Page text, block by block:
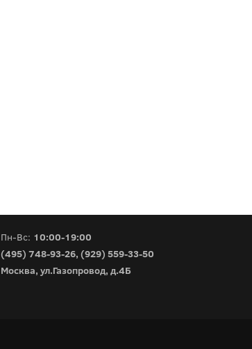
Пн-Вс: 10:00-19:00
(495) 748-93-26, (929) 559-33-50
Москва, ул.Газопровод, д.4Б